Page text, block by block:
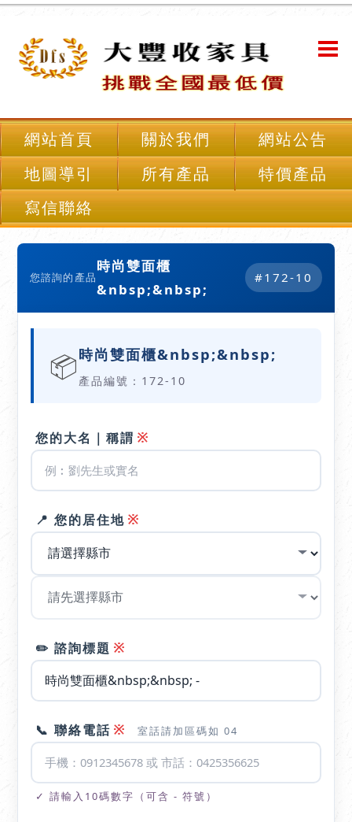
網站首頁 關於我們
網站公告
地圖導引
所有產品
特價產品
寫信聯絡
您諮詢的產品
時尚雙面櫃
&nbsp;&nbsp;
#172-10
📦時尚雙面櫃&nbsp;&nbsp;
產品編號：172-10
您的大名｜稱謂 ※
📍 您的居住地 ※
✏️ 諮詢標題 ※
📞 聯絡電話 ※ 室話請加區碼如 04
✓ 請輸入10碼數字（可含 - 符號）